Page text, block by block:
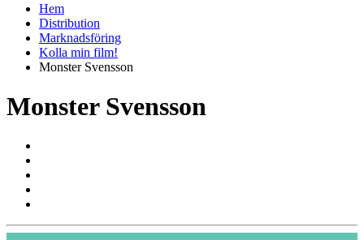
Hem
Distribution
Marknadsföring
Kolla min film!
Monster Svensson
Monster Svensson